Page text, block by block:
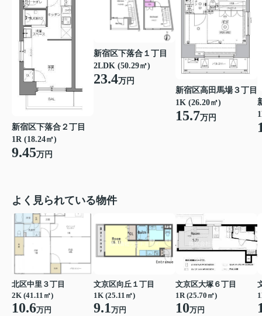
新宿区下落合２丁目
1R (18.24㎡)
9.45万円
新宿区下落合１丁目
2LDK (50.29㎡)
23.4万円
新宿区高田馬場３丁目
1K (26.20㎡)
15.7万円
よく見られている物件
北区中里３丁目
2K (41.11㎡)
10.6万円
文京区向丘１丁目
1K (25.11㎡)
9.1万円
文京区大塚６丁目
1R (25.70㎡)
10万円